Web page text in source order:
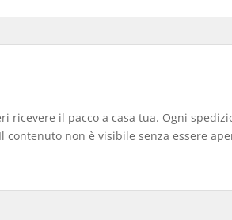
il pacco a casa tua. Ogni
non è visibile senza essere